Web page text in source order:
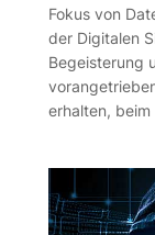
Fokus von
der Digitalen
Begeisterung
erhalten,